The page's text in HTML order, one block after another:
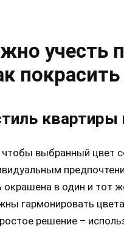
учесть
покрасить
квартиры
выбранный цвет
в один и тот
гармонировать
решение –